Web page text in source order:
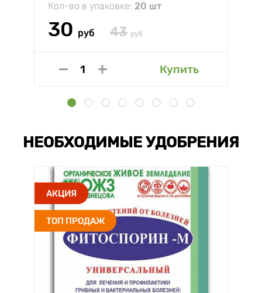
Кол-во в упаковке: 20 шт
30 руб 43 руб
Купить
НЕОБХОДИМЫЕ УДОБРЕНИЯ
АКЦИЯ
ТОП ПРОДАЖ